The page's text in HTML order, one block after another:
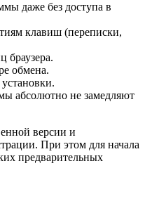
даже без доступа в
клавиш (переписки,
браузера.
обмена.
абсолютно не замедляют
версии и
При этом для начала
предварительных